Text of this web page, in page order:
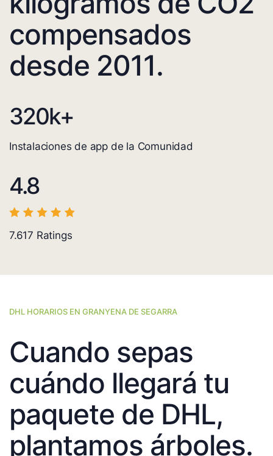
compensados
desde 2011.
320k+
Instalaciones de app de la Comunidad
4.8
7.617 Ratings
DHL HORARIOS EN GRANYENA DE SEGARRA
Cuando sepas
cuándo llegará tu
paquete de DHL,
plantamos árboles.